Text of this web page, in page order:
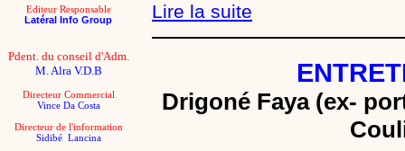
Editeur Responsable
Latéral Info Group
Pdent. du conseil d'Adm.
M. Alra V.D.B
Directeur Commercial
Vince Da Costa
Directeur de l'information
Sidibé Lancina
Lire la suite
Drigoné Faya (ex-